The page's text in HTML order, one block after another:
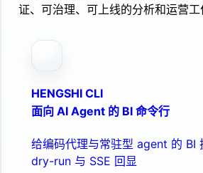
证、可治理、可上线的分析和运营工
HENGSHI CLI
面向 AI Agent 的 BI 命令行
给编码代理与常驻型 agent 的 BI
dry-run 与 SSE 回显